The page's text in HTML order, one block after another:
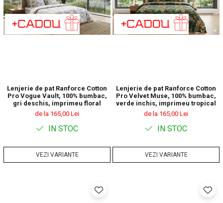
Lenjerie de pat Ranforce Cotton
Pro Vogue Vault, 100% bumbac,
gri deschis, imprimeu floral
de la 165,00 Lei
IN STOC
VEZI VARIANTE
Lenjerie de pat Ranforce Cotton
Pro Velvet Muse, 100% bumbac,
verde inchis, imprimeu tropical
de la 165,00 Lei
IN STOC
VEZI VARIANTE